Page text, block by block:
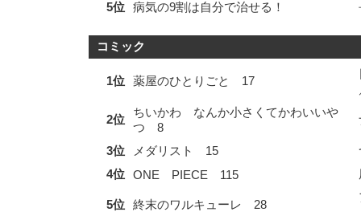
5位 病気の9割は自分で治せる！
コミック
1位 薬屋のひとりごと 17
2位
ちいかわ なんか小さくてかわいいや
つ 8
3位 メダリスト 15
4位 ONE PIECE 115
5位 終末のワルキューレ 28